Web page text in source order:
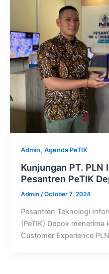
Admin, Agenda PeTIK
Kunjungan PT. PLN
Pesantren PeTIK
Admin /October 7, 2024
Pesantren Teknologi
(PeTIK) Depok menerima
Customer Experience